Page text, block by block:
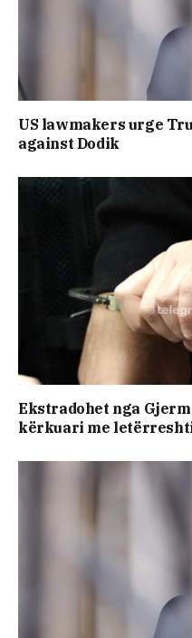
US lawmakers urge
against Dodik
Ekstradohet nga
kërkuari me